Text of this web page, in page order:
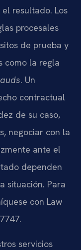
resultado. Los
procesales
de prueba y
como la regla
. Un
contractual
de su caso,
negociar con la
ante el
dependen
situación. Para
con Law
servicios